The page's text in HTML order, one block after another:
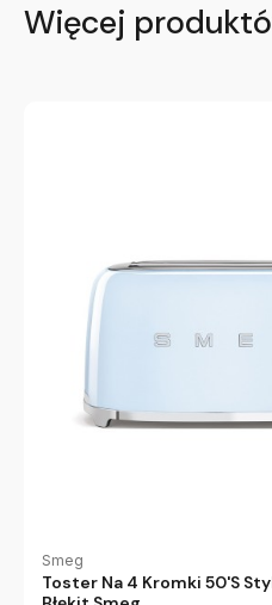
Więcej
Smeg
Toster Na 4 Kromki 50'S